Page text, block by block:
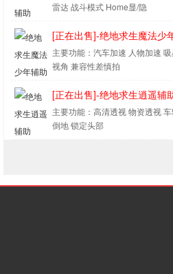
雷达 战斗模式 Home显/隐
[正在出售]-绝地求生魔法少
主要功能：汽车加速 人物加速
视角 兼容性差慎拍
[正在出售]-绝地求生逍遥辅
主要功能：高清透视 物资透视
倒地 锁定头部